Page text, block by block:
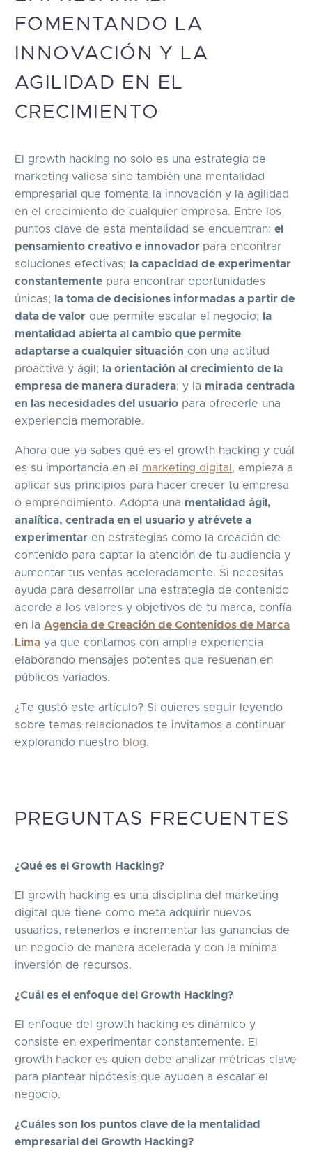
FOMENTANDO LA
INNOVACIÓN Y LA
AGILIDAD EN EL
CRECIMIENTO
El growth hacking no solo es una estrategia de
marketing valiosa sino también una mentalidad
empresarial que fomenta la innovación y la agilidad
en el crecimiento de cualquier empresa. Entre los
puntos clave de esta mentalidad se encuentran: el
pensamiento creativo e innovador para encontrar
soluciones efectivas;
la capacidad de experimentar
constantemente para encontrar oportunidades
únicas;
la toma de decisiones informadas a partir de
data de valor que permite escalar el negocio;
la
mentalidad abierta al cambio que permite
adaptarse a cualquier situación con una actitud
proactiva y ágil;
la orientación al crecimiento de la
empresa de manera duradera; y la mirada centrada
en las necesidades del usuario para ofrecerle una
experiencia memorable.
Ahora que ya sabes qué es el growth hacking y cuál
es su importancia en el marketing digital , empieza a
aplicar sus principios para hacer crecer tu empresa
o emprendimiento. Adopta una mentalidad ágil,
analítica, centrada en el usuario y atrévete a
experimentar en estrategias como la creación de
contenido para captar la atención de tu audiencia y
aumentar tus ventas aceleradamente. Si necesitas
ayuda para desarrollar una estrategia de contenido
acorde a los valores y objetivos de tu marca, confía
en la Agencia de Creación de Contenidos de Marca
Lima ya que contamos con amplia experiencia
elaborando mensajes potentes que resuenan en
públicos variados.
¿Te gustó este artículo? Si quieres seguir leyendo
sobre temas relacionados te invitamos a continuar
explorando nuestro blog.
PREGUNTAS FRECUENTES
¿Qué es el Growth Hacking?
El growth hacking es una disciplina del marketing
digital que tiene como meta adquirir nuevos
usuarios, retenerlos e incrementar las ganancias de
un negocio de manera acelerada y con la mínima
inversión de recursos.
¿Cuál es el enfoque del Growth Hacking?
El enfoque del growth hacking es dinámico y
consiste en experimentar constantemente. El
growth hacker es quien debe analizar métricas clave
para plantear hipótesis que ayuden a escalar el
negocio.
¿Cuáles son los puntos clave de la mentalidad
empresarial del Growth Hacking?